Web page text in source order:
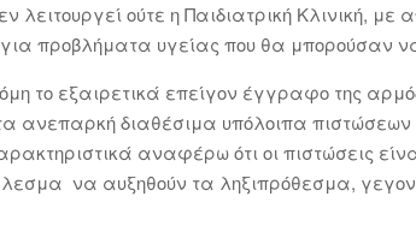
λειτουργεί ούτε η Παιδιατρική Κλινική,
προβλήματα υγείας που θα μπορούσαν
το εξαιρετικά επείγον έγγραφο της
ανεπαρκή διαθέσιμα υπόλοιπα πιστώσεων
αναφέρω ότι οι πιστώσεις
να αυξηθούν τα ληξιπρόθεσμα,